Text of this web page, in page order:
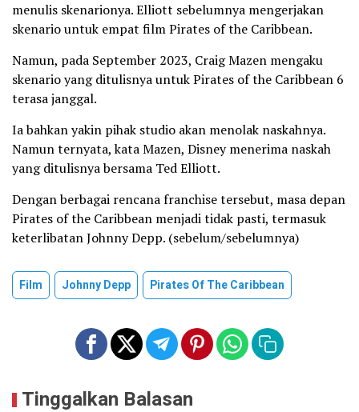
menulis skenarionya. Elliott sebelumnya mengerjakan
skenario untuk empat film Pirates of the Caribbean.
Namun, pada September 2023, Craig Mazen mengaku
skenario yang ditulisnya untuk Pirates of the Caribbean 6
terasa janggal.
Ia bahkan yakin pihak studio akan menolak naskahnya.
Namun ternyata, kata Mazen, Disney menerima naskah
yang ditulisnya bersama Ted Elliott.
Dengan berbagai rencana franchise tersebut, masa depan
Pirates of the Caribbean menjadi tidak pasti, termasuk
keterlibatan Johnny Depp. (sebelum/sebelumnya)
Film Johnny Depp Pirates Of The Caribbean
Tinggalkan Balasan